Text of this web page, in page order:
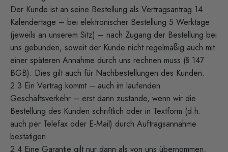
Der Kunde ist an seine Bestellung als Vertragsantrag 14
Kalendertage – bei elektronischer Bestellung 5 Werktage
(jeweils an unserem Sitz) – nach Zugang der Bestellung bei
uns gebunden, soweit der Kunde nicht regelmäßig auch mit
einer späteren Annahme durch uns rechnen muss (§ 147
BGB). Dies gilt auch für Nachbestellungen des Kunden.
2.3 Ein Vertrag kommt – auch im laufenden
Geschäftsverkehr – erst dann zustande, wenn wir die
Bestellung des Kunden schriftlich oder in Textform (d.h.
auch per Telefax oder E-Mail) durch Auftragsannahme
bestätigen.
2.4 Eine Garantie gilt nur dann als von uns übernommen,